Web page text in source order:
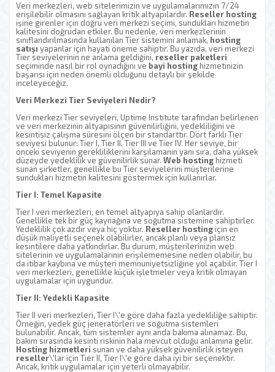
Veri merkezleri, web sitelerimizin ve uygulamalarımızın 7/24
erişilebilir olmasını sağlayan kritik altyapılardır. Reseller hosting
işine girenler için doğru veri merkezi seçimi, sundukları hizmetin
kalitesini doğrudan etkiler. Bu nedenle, veri merkezlerinin
sınıflandırılmasında kullanılan Tier sistemini anlamak, hosting
satışı yapanlar için hayati öneme sahiptir. Bu yazıda, veri merkezi
Tier seviyelerinin ne anlama geldiğini, reseller paketleri
seçiminde nasıl bir rol oynadığını ve bayi hostinghizmetinizin
başarısı için neden önemli olduğunu detaylı bir şekilde
inceleyeceğiz.
Veri Merkezi Tier Seviyeleri Nedir?
Veri merkezi Tier seviyeleri, Uptime Institute tarafından belirlenen
ve veri merkezinin altyapısının güvenilirliğini, yedekliliğini ve
kesintisiz çalışma süresini ölçen bir standarttır. Dört farklı Tier
seviyesi bulunur: Tier I, Tier II, Tier III ve Tier IV. Her seviye, bir
önceki seviyenin gerekliliklerini karşılamanın yanı sıra, daha yüksek
düzeyde yedeklilik ve güvenilirlik sunar. Web hostinghizmeti
sunan şirketler, genellikle bu Tier seviyelerini müşterilerine
sundukları hizmetin kalitesini göstermek için kullanırlar.
Tier I: Temel Kapasite
Tier I veri merkezleri, en temel altyapıya sahip olanlardır.
Genellikle tek bir güç kaynağına ve soğutma sistemine sahiptirler.
Yedeklilik çok azdır veya hiç yoktur. Reseller hostingiçin en
düşük maliyetli seçenek olabilirler, ancak planlı veya plansız
kesintilere daha yatkındırlar. Bu durum, müşterilerinizin web
sitelerinin ve uygulamalarının erişilememesine neden olabilir, bu
da itibar kaybına ve müşteri memnuniyetsizliğine yol açabilir. Tier I
veri merkezleri, genellikle küçük işletmeler veya kritik olmayan
uygulamalar için uygundur.
Tier II: Yedekli Kapasite
Tier II veri merkezleri, Tier I\'e göre daha fazla yedekliliğe sahiptir.
Örneğin, yedek güç jeneratörleri ve soğutma sistemleri
bulunabilir. Ancak, tüm sistemler aynı anda bakıma alınamaz. Bu,
bakım sırasında kesinti riskinin hala mevcut olduğu anlamına gelir.
Hosting hizmetleri sunan ve daha yüksek güvenilirlik isteyen
reseller\'lar için Tier II, Tier I\'e göre daha iyi bir seçenektir.
Ancak, kritik uygulamalar için yeterli olmayabilir.